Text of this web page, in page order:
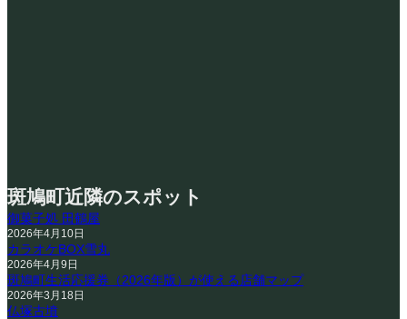
斑鳩町近隣のスポット
御菓子処 田鶴屋
2026年4月10日
カラオケBOX雪丸
2026年4月9日
斑鳩町生活応援券（2026年版）が使える店舗マップ
2026年3月18日
仏塚古墳